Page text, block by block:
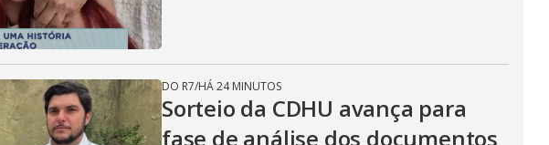
DO R7/HÁ 24 MINUTOS
Sorteio da CDHU avança para
fase de análise dos documentos